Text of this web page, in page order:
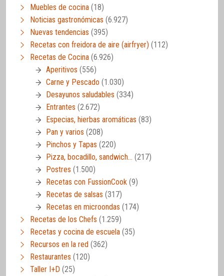
Muebles de cocina (18)
Noticias gastronómicas (6.927)
Nuevas tendencias (395)
Recetas con freidora de aire (airfryer) (112)
Recetas de Cocina (6.926)
Aperitivos (556)
Carne y Pescado (1.030)
Desayunos saludables (334)
Entrantes (2.672)
Especias, hierbas aromáticas (83)
Pan y varios (208)
Pinchos y Tapas (220)
Pizza, bocadillo, sandwich… (217)
Postres (1.500)
Recetas con FussionCook (9)
Recetas de salsas (317)
Recetas en microondas (174)
Recetas de los Chefs (1.259)
Recetas y cocina de escuela (35)
Recursos en la red (362)
Restaurantes (120)
Taller I+D (25)